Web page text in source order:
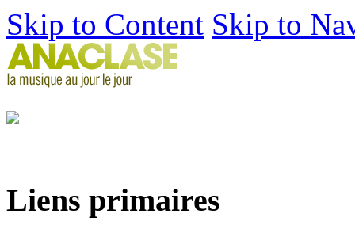
Skip to Content Skip to
Liens primaires